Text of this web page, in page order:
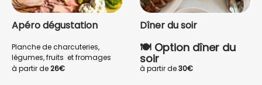
Apéro dégustation
Planche de charcuteries,
légumes, fruits et fromages
pour (2 à 4 personnes)
à partir de26€
Dîner du soir
🍽 Option dîner du
soir
Pour votre confort, nous
à partir de30€